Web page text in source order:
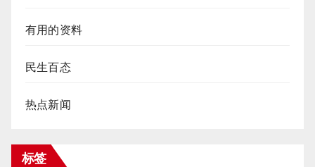
有用的资料
民生百态
热点新闻
标签